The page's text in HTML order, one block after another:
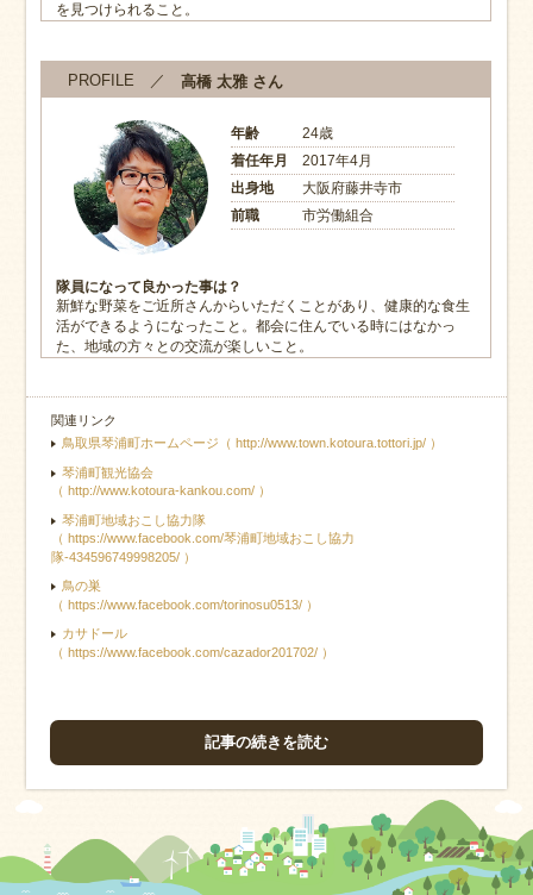
を見つけられること。
PROFILE ／高橋 太雅 さん
年齢
24歳
着任年月
2017年4月
出身地
大阪府藤井寺市
前職
市労働組合
隊員になって良かった事は？
新鮮な野菜をご近所さんからいただくことがあり、健康的な食生
活ができるようになったこと。都会に住んでいる時にはなかっ
た、地域の方々との交流が楽しいこと。
関連リンク
鳥取県琴浦町ホームページ（ http://www.town.kotoura.tottori.jp/ ）
琴浦町観光協会
（ http://www.kotoura-kankou.com/ ）
琴浦町地域おこし協力隊
（ https://www.facebook.com/琴浦町地域おこし協力
隊-434596749998205/ ）
鳥の巣
（ https://www.facebook.com/torinosu0513/ ）
カサドール
（ https://www.facebook.com/cazador201702/ ）
記事の続きを読む